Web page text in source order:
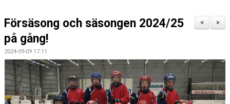
BILDGALLERI
DOKUMENT
KONTAKT
>
<
Försäsong och säsongen 2024/25
på gång!
2024-09-09 17:11